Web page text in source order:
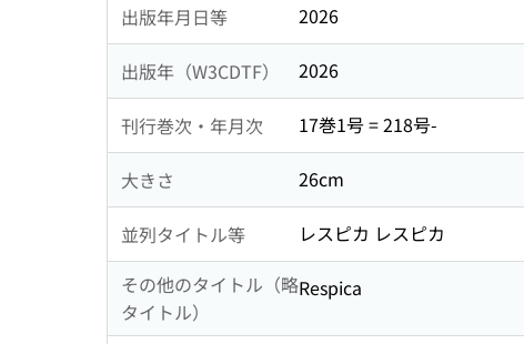
出版年月日等 2026
出版年（W3CDTF） 2026
刊行巻次・年月次 17巻1号 = 218号-
大きさ 26cm
並列タイトル等
レスピカ レスピカ
その他のタイトル（略
タイトル）
Respica